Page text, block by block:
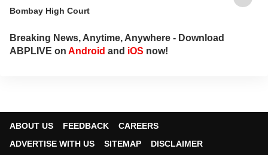
Bombay High Court
Breaking News, Anytime, Anywhere - Download
ABPLIVE on Android and iOS now!
ABOUT US FEEDBACK
CAREERS
ADVERTISE WITH US
SITEMAP
DISCLAIMER